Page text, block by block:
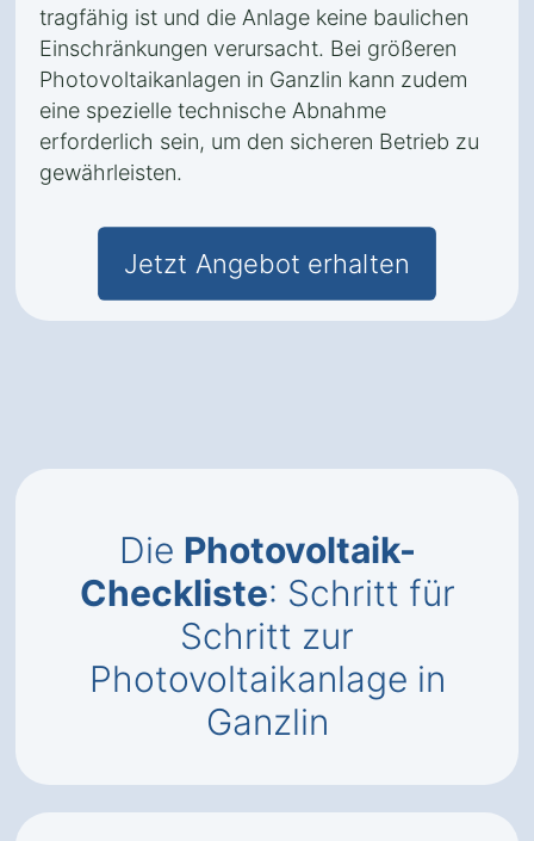
tragfähig ist und die Anlage keine baulichen
Einschränkungen verursacht. Bei größeren
Photovoltaikanlagen in Ganzlin kann zudem
eine spezielle technische Abnahme
erforderlich sein, um den sicheren Betrieb zu
gewährleisten.
Jetzt Angebot erhalten
Die Photovoltaik-
Checkliste: Schritt für
Schritt zur
Photovoltaikanlage in
Ganzlin